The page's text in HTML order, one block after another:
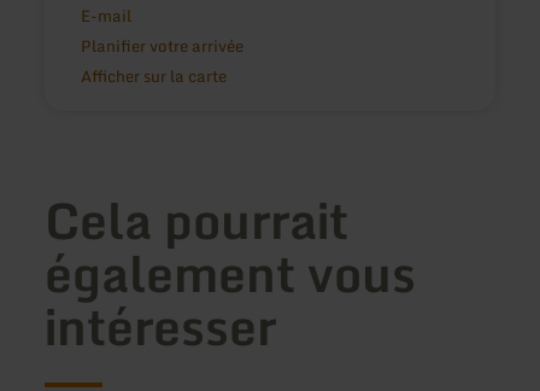
E-mail
Planifier votre arrivée
Afficher sur la carte
Cela pourrait
également vous
intéresser